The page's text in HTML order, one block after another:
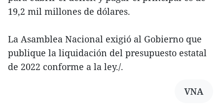
19,2 mil millones de dólares.
La Asamblea Nacional exigió al Gobierno que
publique la liquidación del presupuesto estatal
de 2022 conforme a la ley./.
VNA